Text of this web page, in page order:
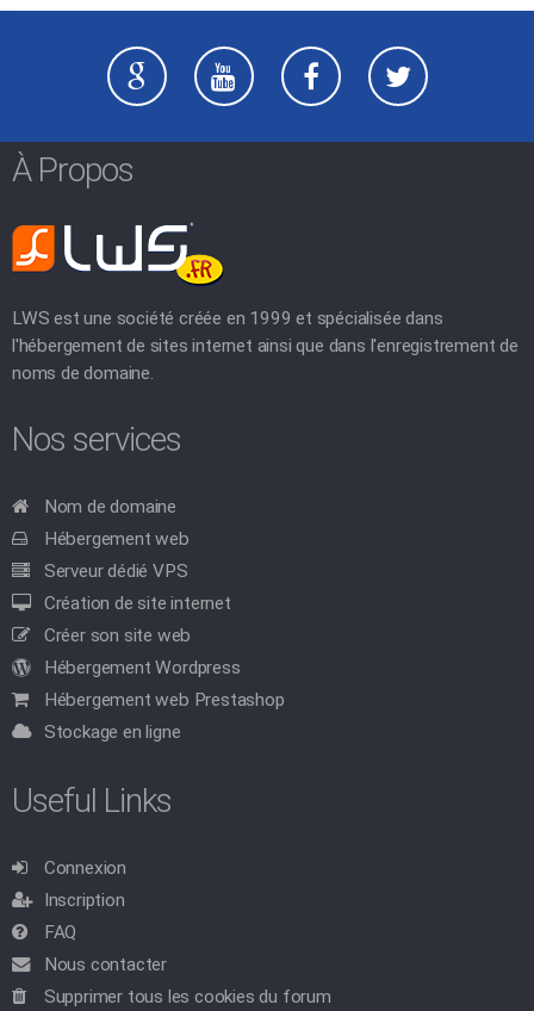
À Propos
LWS est une société créée en 1999 et spécialisée dans
l'hébergement de sites internet ainsi que dans l'enregistrement de
noms de domaine.
Nos services
Nom de domaine
Hébergement web
Serveur dédié VPS
Création de site internet
Créer son site web
Hébergement Wordpress
Hébergement web Prestashop
Stockage en ligne
Useful Links
Connexion
Inscription
FAQ
Nous contacter
Supprimer tous les cookies du forum